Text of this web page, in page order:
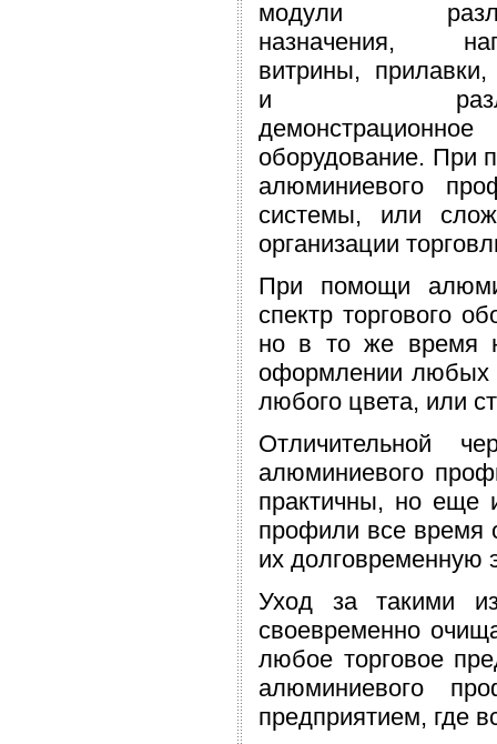
модули
назначения,
витрины, прилавки,
и
демонстрационное
оборудование. При
алюминиевого
системы, или
организации
При помощи
спектр торгового
но в то же время
оформлении любых
любого цвета, или
Отличительной
алюминиевого
практичны, но еще
профили все время
их долговременную
Уход за такими
своевременно
любое торговое
алюминиевого
предприятием, где